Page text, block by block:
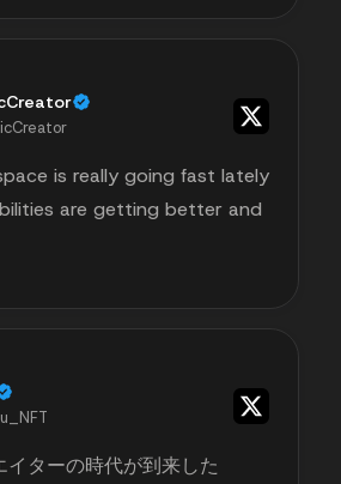
is really going fast lately
are getting better and
イターの時代が到来した